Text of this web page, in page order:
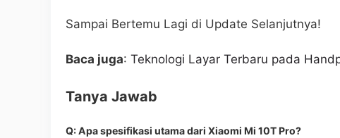
Sampai Bertemu Lagi di Update Selanjutnya!
Baca juga: Teknologi Layar Terbaru pada
Tanya Jawab
Q: Apa spesifikasi utama dari Xiaomi Mi 10T Pro?